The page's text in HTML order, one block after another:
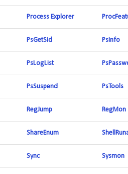
Process Explorer
PsGetSid PsInfo
PsLogList
PsSuspend PsTools
RegJump RegMon
ShareEnum
Sync Sysmon